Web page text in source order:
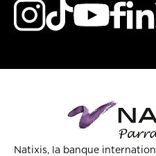
Natixis, la banque